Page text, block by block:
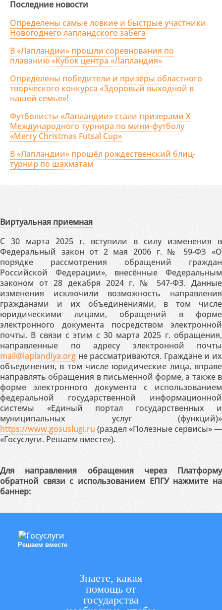
Последние новости
Определены самые ловкие и быстрые участники
Новогоднего лапландского забега
В «Лапландии» прошли соревнования по
плаванию «Кубок центра «Лапландия»
Определены победители и призёры областного
творческого конкурса «Здоровый выходной в
нашей семье»!
Футболисты «Лапландии» стали призерами X
Международного турнира по мини-футболу
«Merry Christmas Futsal Cup»
В «Лапландии» прошёл рождественский блиц-
турнир по шахматам
Виртуальная приемная
С 30 марта 2025 г. вступили в силу изменения в
Федеральный закон от 2 мая 2006 г. № 59-ФЗ «О
порядке рассмотрения обращений граждан
Российской Федерации», внесённые Федеральным
законом от 28 декабря 2024 г. № 547-ФЗ. Данные
изменения исключили возможность направления
гражданами и их объединениями, в том числе
юридическими лицами, обращений в форме
электронного документа посредством электронной
почты. В связи с этим с 30 марта 2025 г. обращения,
направленные по адресу электронной почты
mail@laplandiya.org не рассматриваются. Граждане и их
объединения, в том числе юридические лица, вправе
направлять обращения в письменной форме, а также в
форме электронного документа с использованием
федеральной государственной информационной
системы «Единый портал государственных и
муниципальных услуг (функций)»
https://www.gosuslugi.ru (раздел «Полезные сервисы» —
«Госуслуги. Решаем вместе»).
Для направления обращения через Платформу
обратной связи с использованием ЕПГУ нажмите на
баннер:
Решаем вместе
Знаете, какая
помощь от
государства